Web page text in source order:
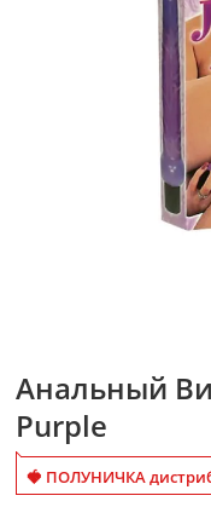
Анальный
Purple
🍓 ПОЛУНИЧКА